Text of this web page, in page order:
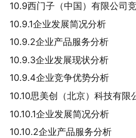
10.9西门子（中国）有限公司
10.9.1企业发展简况分析
10.9.2企业产品服务分析
10.9.3企业发展现状分析
10.9.4企业竞争优势分析
10.10思美创（北京）科技有限
10.10.1企业发展简况分析
10.10.2企业产品服务分析